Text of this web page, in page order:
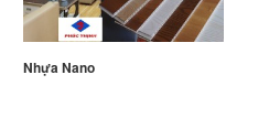
Nhựa Nano